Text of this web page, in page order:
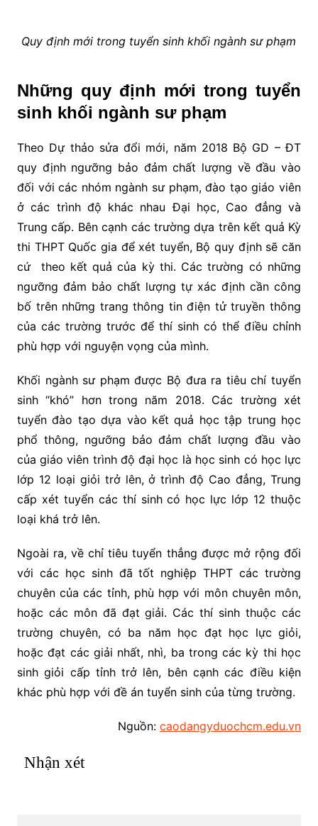
Quy định mới trong tuyển sinh khối ngành sư phạm
Những quy định mới trong tuyển
sinh khối ngành sư phạm
Theo Dự thảo sửa đổi mới, năm 2018 Bộ GD – ĐT
quy định ngưỡng bảo đảm chất lượng về đầu vào
đối với các nhóm ngành sư phạm, đào tạo giáo viên
ở các trình độ khác nhau Đại học, Cao đẳng và
Trung cấp. Bên cạnh các trường dựa trên kết quả Kỳ
thi THPT Quốc gia để xét tuyển, Bộ quy định sẽ căn
cứ theo kết quả của kỳ thi. Các trường có những
ngưỡng đảm bảo chất lượng tự xác định cần công
bố trên những trang thông tin điện tử truyền thông
của các trường trước để thí sinh có thể điều chỉnh
phù hợp với nguyện vọng của mình.
Khối ngành sư phạm được Bộ đưa ra tiêu chí tuyển
sinh “khó” hơn trong năm 2018. Các trường xét
tuyển đào tạo dựa vào kết quả học tập trung học
phổ thông, ngưỡng bảo đảm chất lượng đầu vào
của giáo viên trình độ đại học là học sinh có học lực
lớp 12 loại giỏi trở lên, ở trình độ Cao đẳng, Trung
cấp xét tuyển các thí sinh có học lực lớp 12 thuộc
loại khá trở lên.
Ngoài ra, về chỉ tiêu tuyển thẳng được mở rộng đối
với các học sinh đã tốt nghiệp THPT các trường
chuyên của các tỉnh, phù hợp với môn chuyên môn,
hoặc các môn đã đạt giải. Các thí sinh thuộc các
trường chuyên, có ba năm học đạt học lực giỏi,
hoặc đạt các giải nhất, nhì, ba trong các kỳ thi học
sinh giỏi cấp tỉnh trở lên, bên cạnh các điều kiện
khác phù hợp với đề án tuyển sinh của từng trường.
Nguồn:caodangyduochcm.edu.vn
Nhận xét